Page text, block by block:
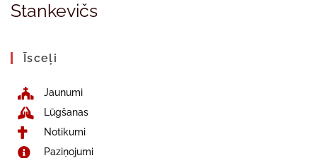
Stankevičs
Īsceļi
Jaunumi
Lūgšanas
Notikumi
Paziņojumi